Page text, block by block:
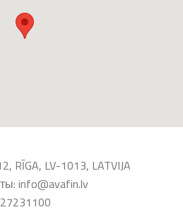
RĪGA, LV-1013, LATVIJA
info@avafin.lv